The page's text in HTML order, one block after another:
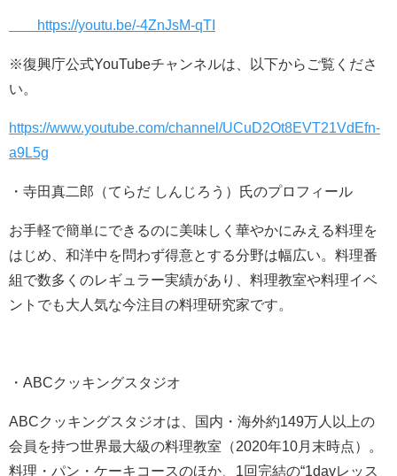
https://youtu.be/-4ZnJsM-qTI
※復興庁公式YouTubeチャンネルは、以下からご覧くださ
い。
https://www.youtube.com/channel/UCuD2Ot8EVT21VdEfn-
a9L5g
・寺田真二郎（てらだ しんじろう）氏のプロフィール
お手軽で簡単にできるのに美味しく華やかにみえる料理を
はじめ、和洋中を問わず得意とする分野は幅広い。料理番
組で数多くのレギュラー実績があり、料理教室や料理イベ
ントでも大人気な今注目の料理研究家です。
・ABCクッキングスタジオ
ABCクッキングスタジオは、国内・海外約149万人以上の
会員を持つ世界最大級の料理教室（2020年10月末時点）。
料理・パン・ケーキコースのほか、1回完結の“1dayレッス